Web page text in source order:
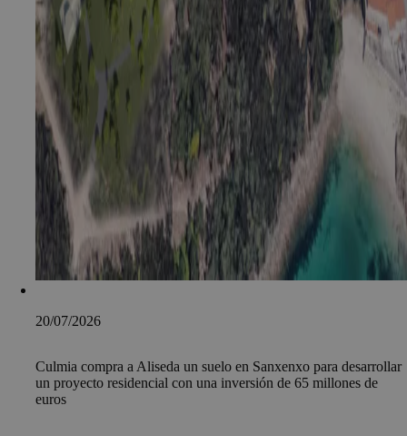
20/07/2026
Culmia compra a Aliseda un suelo en Sanxenxo para desarrollar
un proyecto residencial con una inversión de 65 millones de
euros